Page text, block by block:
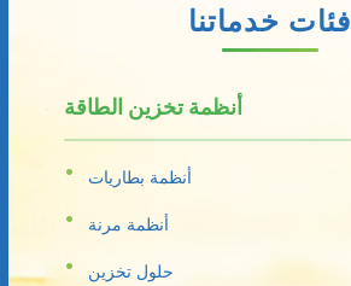
فئات خدماتنا
أنظمة تخزين الطاقة
أنظمة بطاريات
أنظمة مرنة
حلول تخزين